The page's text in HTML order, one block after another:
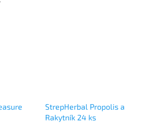
StrepHerbal Propolis a
Rakytník 24 ks